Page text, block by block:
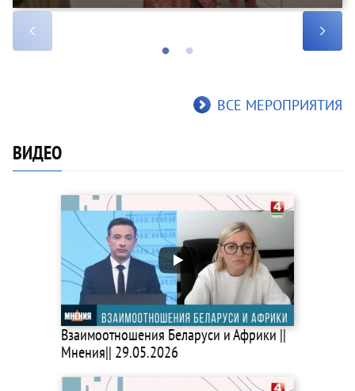
ВСЕ МЕРОПРИЯТИЯ
ВИДЕО
Взаимоотношения Беларуси и Африки ||
Мнения|| 29.05.2026